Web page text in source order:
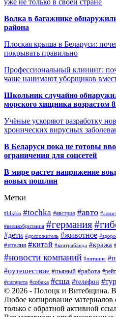
Волка в багажнике
района
Плоская крыша в Беларуси:
покрывать правильно
Профессиональный клининг:
чаще нанимают уборщиков
Школьник случайно
морского хищника возрастом
Учёные ускоряют разработку
хронических вирусных
В Беларуси пока не готовы
ограничения для соцсетей
В мире растет напряжение
новых пошлин
Метки
#blizko #tochka #австрия #авто
#великобритания #германия
#дети #долгожитель #животное
#италия #китай #контрабанда #кража
#новости компаний #питание
#путешествие #пьяный #работа
#сигарета #собака #сша #телефон
© 2026 - Полоцк и Витебщина.
Любое копирование материалов
только с обратной активной